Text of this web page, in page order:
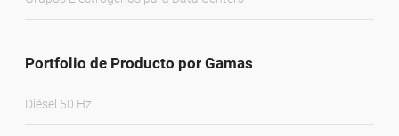
Portfolio de Producto por Gamas
Diésel 50 Hz.